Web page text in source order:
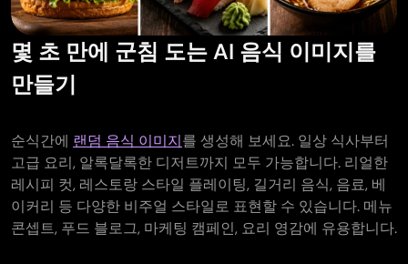
몇 초 만에 군침 도는 AI 음식 이미지를
만들기
순식간에 랜덤 음식 이미지를 생성해 보세요. 일상 식사부터
고급 요리, 알록달록한 디저트까지 모두 가능합니다. 리얼한
레시피 컷, 레스토랑 스타일 플레이팅, 길거리 음식, 음료, 베
이커리 등 다양한 비주얼 스타일로 표현할 수 있습니다. 메뉴
콘셉트, 푸드 블로그, 마케팅 캠페인, 요리 영감에 유용합니다.